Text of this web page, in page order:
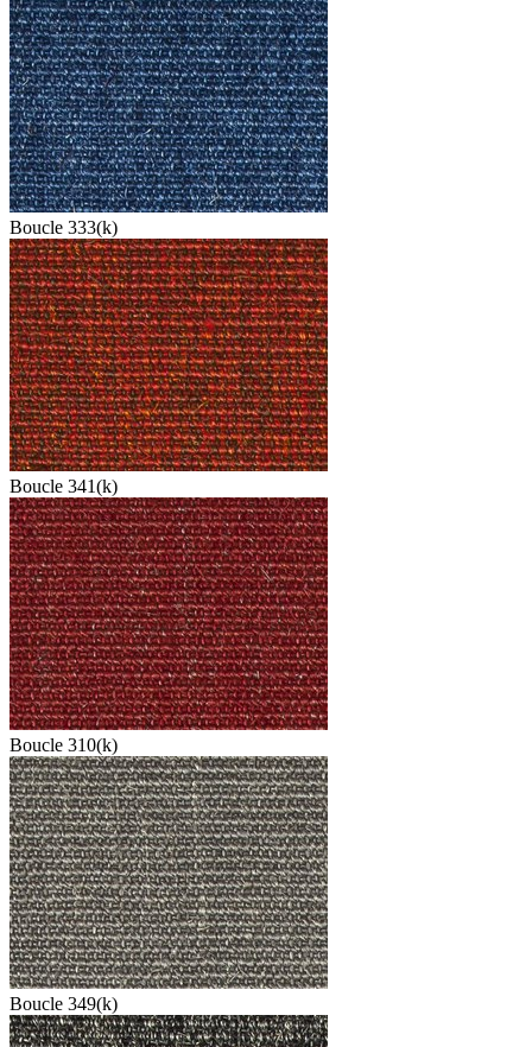
Boucle 333(k)
Boucle 341(k)
Boucle 310(k)
Boucle 349(k)